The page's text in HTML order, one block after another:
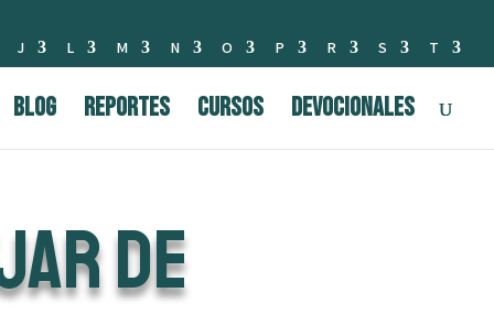
J L M N O P R S T
BLOG Reportes Cursos Devocionales
DE